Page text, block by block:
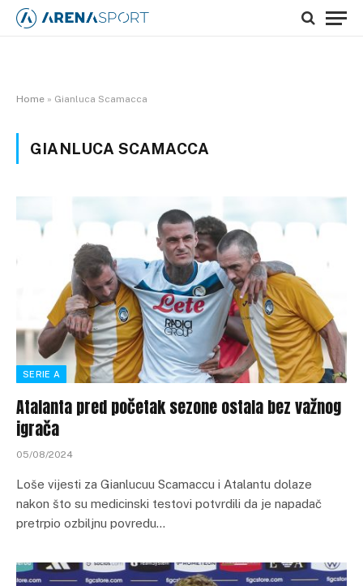
Home » Gianluca Scamacca
GIANLUCA SCAMACCA
SERIE A
Atalanta pred početak sezone ostala bez važnog
igrača
05/08/2024
Loše vijesti za Gianlucuu Scamaccu i Atalantu dolaze
nakon što su medicinski testovi potvrdili da je napadač
pretrpio ozbiljnu povredu…